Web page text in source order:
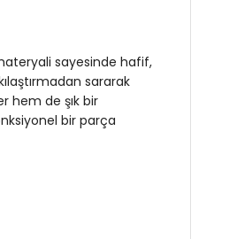
sayesinde hafif,
sararak
hem de şık bir
bir parça